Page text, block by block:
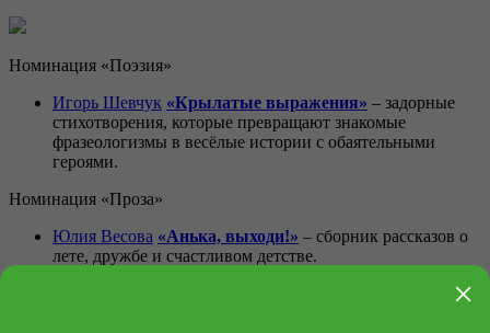
Номинация «Поэзия»
Игорь Шевчук «Крылатые выражения» – задорные
стихотворения, которые превращают знакомые
фразеологизмы в весёлые истории с обаятельными
героями.
Номинация «Проза»
Юлия Весова «Анька, выходи!» – сборник рассказов о
лете, дружбе и счастливом детстве.
×